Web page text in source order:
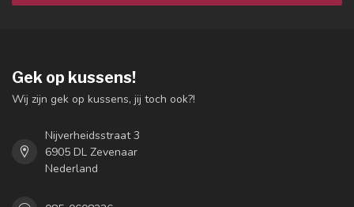
Gek op kussens!
Wij zijn gek op kussens, jij toch ook?!
Nijverheidsstraat 3
6905 DL Zevenaar
Nederland